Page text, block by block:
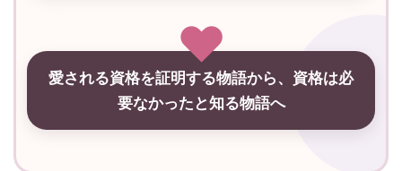
♥
愛される資格を証明する物語から、資格は必
要なかったと知る物語へ